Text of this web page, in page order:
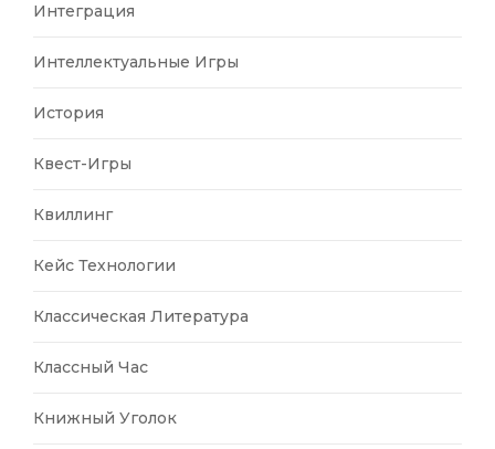
Интеграция
Интеллектуальные Игры
История
Квест-Игры
Квиллинг
Кейс Технологии
Классическая Литература
Классный Час
Книжный Уголок